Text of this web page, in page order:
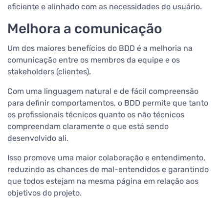
eficiente e alinhado com as necessidades do usuário.
Melhora a comunicação
Um dos maiores benefícios do BDD é a melhoria na
comunicação entre os membros da equipe e os
stakeholders (clientes).
Com uma linguagem natural e de fácil compreensão
para definir comportamentos, o BDD permite que tanto
os profissionais técnicos quanto os não técnicos
compreendam claramente o que está sendo
desenvolvido ali.
Isso promove uma maior colaboração e entendimento,
reduzindo as chances de mal-entendidos e garantindo
que todos estejam na mesma página em relação aos
objetivos do projeto.